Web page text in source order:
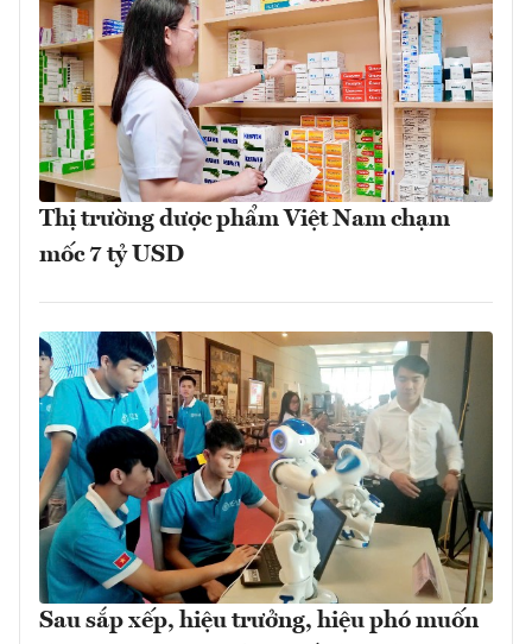
Thị trường dược phẩm Việt Nam chạm
mốc 7 tỷ USD
Sau sắp xếp, hiệu trưởng, hiệu phó muốn